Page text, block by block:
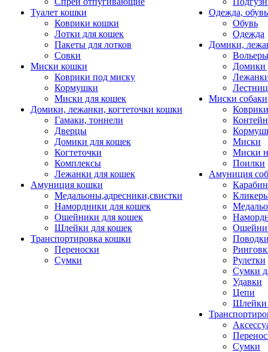
Туалет кошки
Коврики кошки
Лотки для кошек
Пакеты для лотков
Совки
Миски кошки
Коврики под миску
Кормушки
Миски для кошек
Домики, лежанки, когтеточки кошки
Гамаки, тоннели
Дверцы
Домики для кошек
Когтеточки
Комплексы
Лежанки для кошек
Амуниция кошки
Медальоны,адресники,свистки
Намордники для кошек
Ошейники для кошек
Шлейки для кошек
Транспортировка кошки
Переноски
Сумки
Одежда, обувь
Обувь
Одежда
Домики,
Домики
Миски собаки
Миски
Миски
Поилки
Амуниция
Рулетки
Сумки
Удавки
Цепи
Шлейки
Сумки